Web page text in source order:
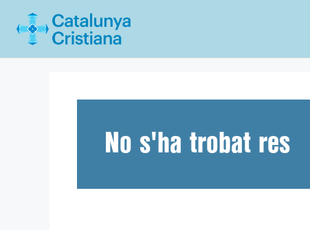
No s'ha trobat res